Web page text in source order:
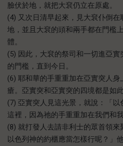
臉伏於地，就把大袞仍立在原處。
(4) 又次日清早起來，見大袞仆倒
地，並且大袞的頭和兩手都在門檻
體。
(5) 因此，大袞的祭司和一切進亞
的門檻，直到今日。
(6) 耶和華的手重重加在亞實突人
瘡。亞實突和亞實突的四境都是如此
(7) 亞實突人見這光景，就說：「
這裡，因為祂的手重重加在我們和
(8) 就打發人去請非利士的眾首領
以色列神的約櫃應當怎樣行呢？」